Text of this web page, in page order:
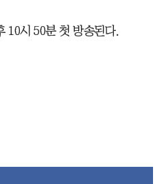
10시 50분 첫 방송된다.